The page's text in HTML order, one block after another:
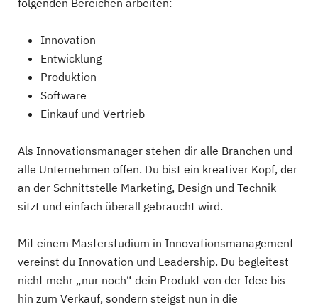
folgenden Bereichen arbeiten:
Innovation
Entwicklung
Produktion
Software
Einkauf und Vertrieb
Als Innovationsmanager stehen dir alle Branchen und
alle Unternehmen offen. Du bist ein kreativer Kopf, der
an der Schnittstelle Marketing, Design und Technik
sitzt und einfach überall gebraucht wird.
Mit einem Masterstudium in Innovationsmanagement
vereinst du Innovation und Leadership. Du begleitest
nicht mehr „nur noch“ dein Produkt von der Idee bis
hin zum Verkauf, sondern steigst nun in die